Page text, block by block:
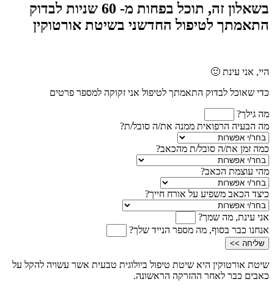
בשאלון זה, תוכל בפחות מ- 60 שניות לבדוק
התאמתך לטיפול החדשני בשיטת אורטוקין
היי, אני עינת 🙂
כדי שאוכל לבדוק התאמתך לטיפול אני זקוקה למספר פרטים
מה גילך?
מה הבעיה הרפואית ממנה את/ה סובל/ת?
כמה זמן את/ה סובל/ת מהכאב?
מהי עוצמת הכאב?
כיצד הכאב משפיע על אורח חייך?
אני עינת, מה שמך?
אנחנו כבר בסוף, מה מספר הנייד שלך?
שליחה >>
שיטת אורטוקין היא שיטת טיפול ביולוגית טבעית אשר עשויה להקל על
כאבים כבר לאחר ההזרקה הראשונה.